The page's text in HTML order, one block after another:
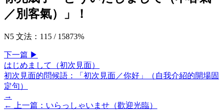
／別客氣）
」！
N5 文法 ： 115 / 15873%
下一篇 ▶
はじめまして（初次見面）
初次見面的問候語：「初次見面／你好」（自我介紹的開場固
定句）
→
← 上一篇 ： いらっしゃいませ（歡迎光臨）